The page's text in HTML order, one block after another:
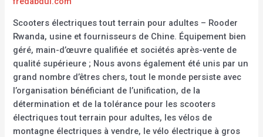
Scooters électriques tout terrain pour adultes – Rooder
Rwanda, usine et fournisseurs de Chine. Équipement bien
géré, main-d’œuvre qualifiée et sociétés après-vente de
qualité supérieure ; Nous avons également été unis par un
grand nombre d’êtres chers, tout le monde persiste avec
l’organisation bénéficiant de l’unification, de la
détermination et de la tolérance pour les scooters
électriques tout terrain pour adultes, les vélos de
montagne électriques à vendre, le vélo électrique à gros